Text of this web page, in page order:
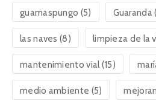
guamaspungo (5) Guaranda
las naves (8) limpieza de la
mantenimiento vial(15)
medio ambiente (5)